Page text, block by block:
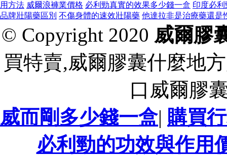
用方法 威爾浪褲業價格 必利勁真實的效果多少錢一盒 印度必
品牌壯陽藥區別 不傷身體的速效壯陽藥 他達拉非是治療藥還是
© Copyright 2020 威爾膠
買特賣,威爾膠囊什麼地
口威爾膠
威而剛多少錢一盒| 購買
必利勁的功效與作用